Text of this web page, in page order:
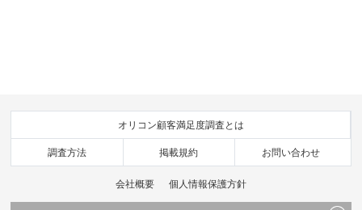
オリコン顧客満足度調査とは
調査方法 掲載規約 お問い合わせ
会社概要 個人情報保護方針